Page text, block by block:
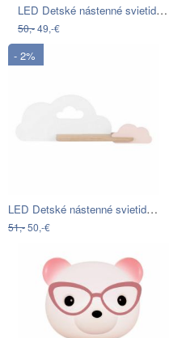
LED Detské nástenné svietidlo s…
50,-49,-€
- 2%
LED Detské nástenné svietidlo s…
51,-50,-€